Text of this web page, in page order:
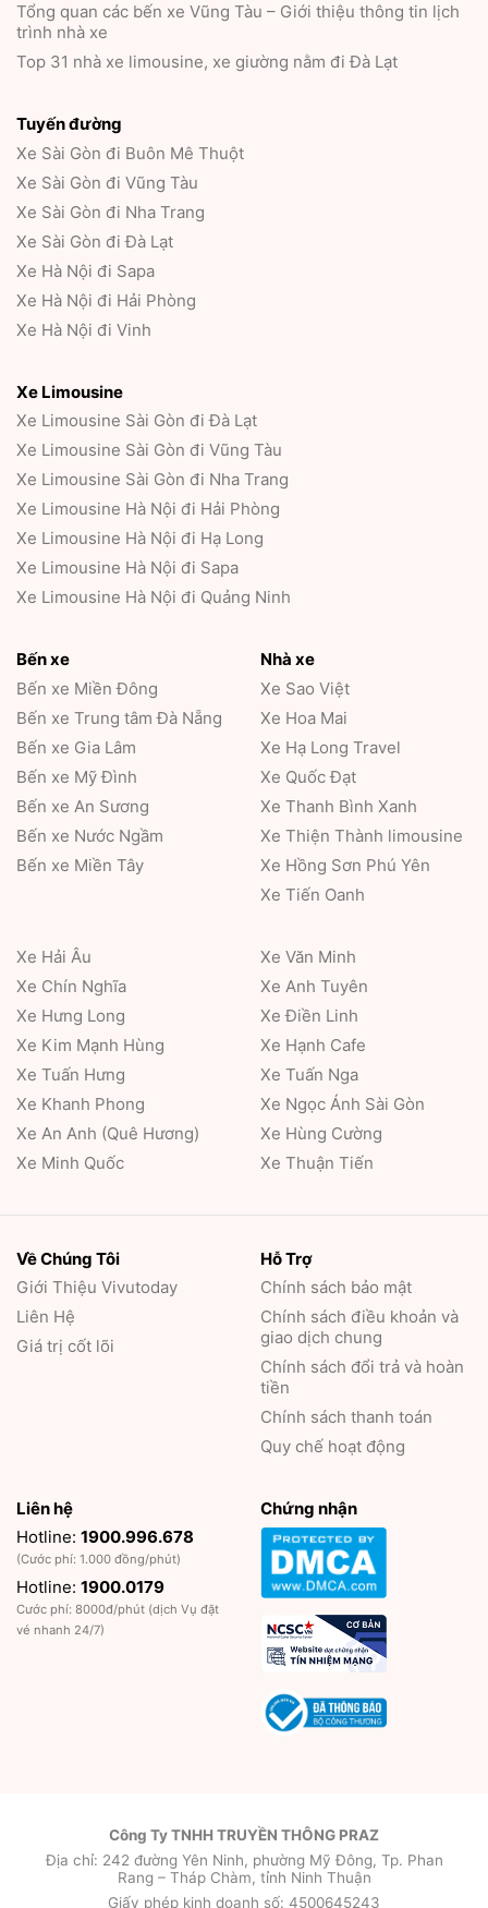
Tổng quan các bến xe Vũng Tàu – Giới thiệu thông tin lịch
trình nhà xe
Top 31 nhà xe limousine, xe giường nằm đi Đà Lạt
Tuyến đường
Xe Sài Gòn đi Buôn Mê Thuột
Xe Sài Gòn đi Vũng Tàu
Xe Sài Gòn đi Nha Trang
Xe Sài Gòn đi Đà Lạt
Xe Hà Nội đi Sapa
Xe Hà Nội đi Hải Phòng
Xe Hà Nội đi Vinh
Xe Limousine
Xe Limousine Sài Gòn đi Đà Lạt
Xe Limousine Sài Gòn đi Vũng Tàu
Xe Limousine Sài Gòn đi Nha Trang
Xe Limousine Hà Nội đi Hải Phòng
Xe Limousine Hà Nội đi Hạ Long
Xe Limousine Hà Nội đi Sapa
Xe Limousine Hà Nội đi Quảng Ninh
Bến xe
Bến xe Miền Đông
Bến xe Trung tâm Đà Nẵng
Bến xe Gia Lâm
Bến xe Mỹ Đình
Bến xe An Sương
Bến xe Nước Ngầm
Bến xe Miền Tây
Nhà xe
Xe Sao Việt
Xe Hoa Mai
Xe Hạ Long Travel
Xe Quốc Đạt
Xe Thanh Bình Xanh
Xe Thiện Thành limousine
Xe Hồng Sơn Phú Yên
Xe Tiến Oanh
Xe Hải Âu
Xe Chín Nghĩa
Xe Hưng Long
Xe Kim Mạnh Hùng
Xe Tuấn Hưng
Xe Khanh Phong
Xe An Anh (Quê Hương)
Xe Minh Quốc
Xe Văn Minh
Xe Anh Tuyên
Xe Điền Linh
Xe Hạnh Cafe
Xe Tuấn Nga
Xe Ngọc Ánh Sài Gòn
Xe Hùng Cường
Xe Thuận Tiến
Về Chúng Tôi
Giới Thiệu Vivutoday
Liên Hệ
Giá trị cốt lõi
Hỗ Trợ
Chính sách bảo mật
Chính sách điều khoản và
giao dịch chung
Chính sách đổi trả và hoàn
tiền
Chính sách thanh toán
Quy chế hoạt động
Liên hệ
Hotline: 1900.996.678
(Cước phí: 1.000 đồng/phút)
Hotline: 1900.0179
Cước phí: 8000đ/phút (dịch Vụ đặt
vé nhanh 24/7)
Chứng nhận
Công Ty TNHH TRUYỀN THÔNG PRAZ
Địa chỉ: 242 đường Yên Ninh, phường Mỹ Đông, Tp. Phan
Rang – Tháp Chàm, tỉnh Ninh Thuận
Giấy phép kinh doanh số: 4500645243